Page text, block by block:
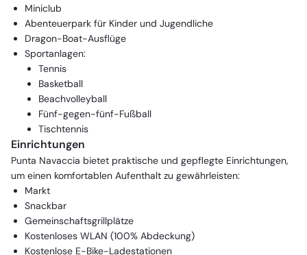
Miniclub
Abenteuerpark für Kinder und Jugendliche
Dragon-Boat-Ausflüge
Sportanlagen:
Tennis
Basketball
Beachvolleyball
Fünf-gegen-fünf-Fußball
Tischtennis
Einrichtungen
Punta Navaccia bietet praktische und gepflegte Einrichtungen,
um einen komfortablen Aufenthalt zu gewährleisten:
Markt
Snackbar
Gemeinschaftsgrillplätze
Kostenloses WLAN (100% Abdeckung)
Kostenlose E-Bike-Ladestationen